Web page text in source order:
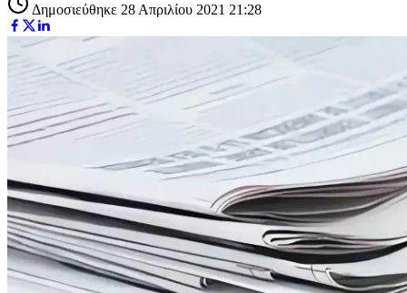
Δημοσιεύθηκε 28 Απριλίου 2021 21:28